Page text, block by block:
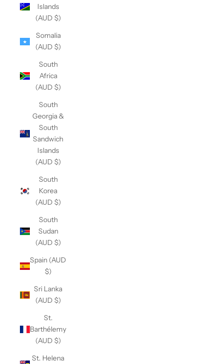
Islands
(AUD $)
Somalia
(AUD $)
South
Africa
(AUD $)
South
Georgia &
South
Sandwich
Islands
(AUD $)
South
Korea
(AUD $)
South
Sudan
(AUD $)
Spain (AUD
$)
Sri Lanka
(AUD $)
St.
Barthélemy
(AUD $)
St. Helena